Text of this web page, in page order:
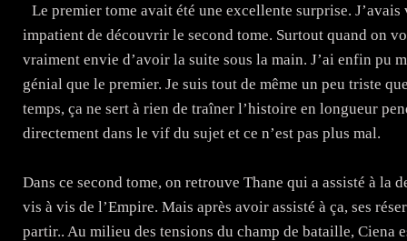
Le premier tome avait été une excellente surprise.
impatient de découvrir le second tome. Surtout quand on
vraiment envie d’avoir la suite sous la main. J’ai enfin pu
génial que le premier. Je suis tout de même un peu triste
temps, ça ne sert à rien de traîner l’histoire en longueur
directement dans le vif du sujet et ce n’est pas plus mal.
Dans ce second tome, on retrouve Thane qui a assisté à la
vis à vis de l’Empire. Mais après avoir assisté à ça, ses
partir.. Au milieu des tensions du champ de bataille, Ciena